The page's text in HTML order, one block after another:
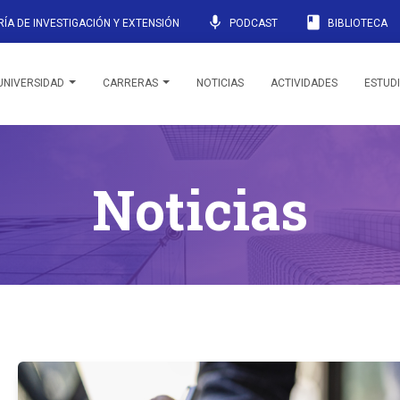
DE INVESTIGACIÓN Y EXTENSIÓN mic PODCAST book BIBLIOTECA
CARRERAS NOTICIAS ACTIVIDADES
Noticias